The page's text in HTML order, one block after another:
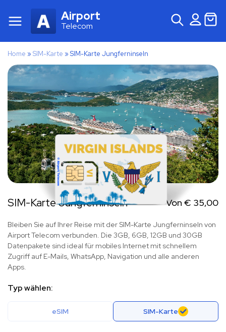
Airport
Telecom
Home »SIM-Karte »SIM-Karte Jungferninseln
SIM-Karte Jungferninseln Von € 35,00
Bleiben Sie auf Ihrer Reise mit der SIM-Karte Jungferninseln von
Airport Telecom verbunden. Die 3GB, 6GB, 12GB und 30GB
Datenpakete sind ideal für mobiles Internet mit schnellem
Zugriff auf E-Mails, WhatsApp, Navigation und alle anderen
Apps.
Typ wählen:
eSIM SIM-Karte